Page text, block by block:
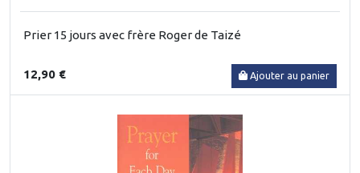
Prier 15 jours avec frère Roger de Taizé
12,90 € Ajouter au panier